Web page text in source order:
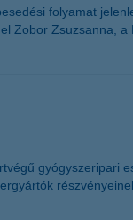
folyamat
Zobor Zsuzsanna, a
gyógyszeripari